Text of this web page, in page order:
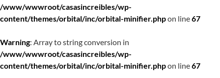
/www/wwwroot/casasincreibles/wp-
content/themes/orbital/inc/orbital-minifier.phpon line67
Warning: Array to string conversion in
/www/wwwroot/casasincreibles/wp-
content/themes/orbital/inc/orbital-minifier.phpon line67